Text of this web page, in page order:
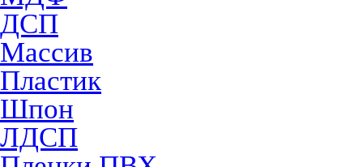
ДСП
Массив
Пластик
Шпон
ЛДСП